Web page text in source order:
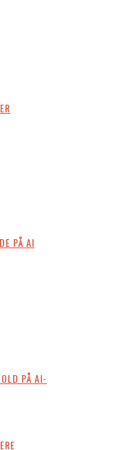
PÅ AI
PÅ AI-